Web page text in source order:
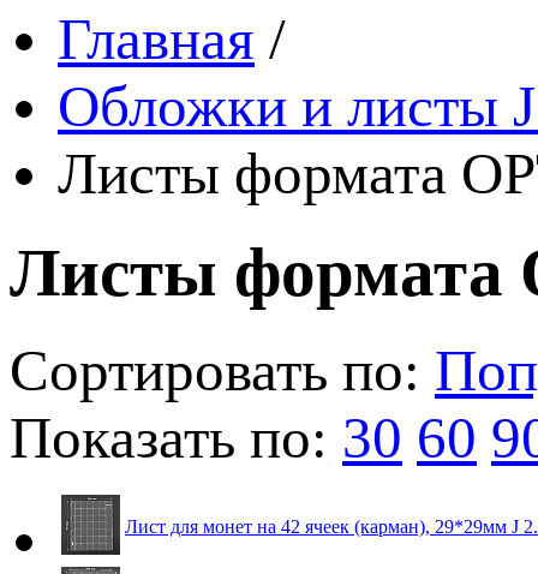
Главная /
Обложки и листы
Листы формата
Листы формата
Сортировать по:
Показать по: 30 60
Лист для монет на 42 ячеек (карман), 29*29мм J